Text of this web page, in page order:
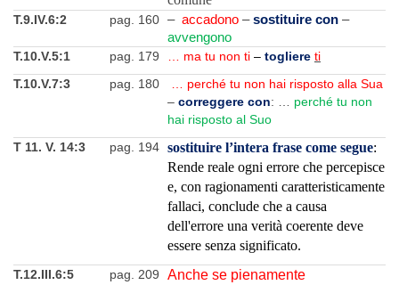
T.9.IV.6:2 pag. 160 – accadono –sostituire con –
avvengono
T.10.V.5:1
pag. 179 … ma tu non ti – togliere ti
T.10.V.7:3
pag. 180
… perché tu non hai risposto alla Sua
– correggere con: … perché tu non
hai risposto al Suo
T 11. V. 14:3
pag. 194 sostituire l’intera frase come segue:
Rende reale ogni errore che percepisce
e, con ragionamenti caratteristicamente
fallaci, conclude che a causa
dell'errore una verità coerente deve
essere senza significato.
T.12.III.6:5 pag. 209
Anche se pienamente